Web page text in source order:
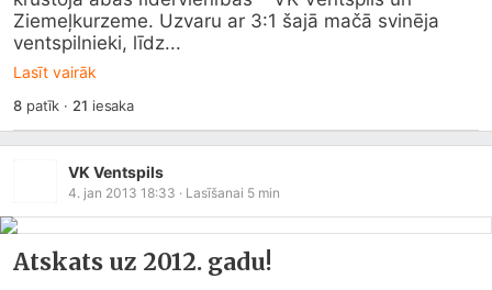
Ziemeļkurzeme. Uzvaru ar 3:1 šajā mačā svinēja
ventspilnieki, līdz...
Lasīt vairāk
8patīk · 21 iesaka
VK Ventspils
4. jan 2013 18:33 · Lasīšanai 5 min
Atskats uz 2012. gadu!